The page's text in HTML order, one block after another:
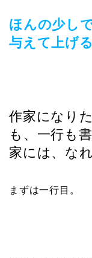
ほんの少し
与えて上げ
作家になり
も、一行も
家には、な
まずは一行目。